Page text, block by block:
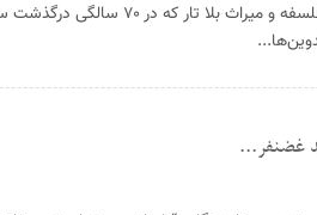
رسـول تحمل در باب جهان سینمایی،
غضنفر...